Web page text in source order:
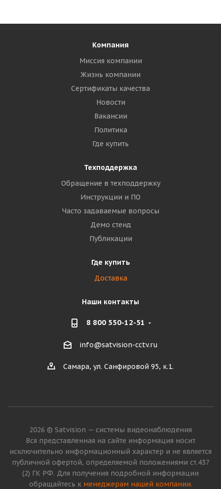
Компания
Миссия компании
Жизнь компании
Сертификаты качества
Новости
Вакансии
Политика
Где купить
Техподдержка
Обращение в техподдержку
Инструкции и ПО
Часто задаваемые вопросы
Демо стенд
Публикации
Где купить
Доставка
Наши контакты
8 800 550-12-51
info@satvision-cctv.ru
Самара, ул. Санфировой 95, к.1.
2026 © Satvision — системы видеонаблюдения
Вся представленная на сайте информация носит
исключительно информационный характер и не является
публичной офертой, определяемой положениями ст.437
(2) ГК РФ. Для получения подробной информации
обращайтесь к менеджерам нашей компании.